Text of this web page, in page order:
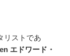
リストであ
エドワード・